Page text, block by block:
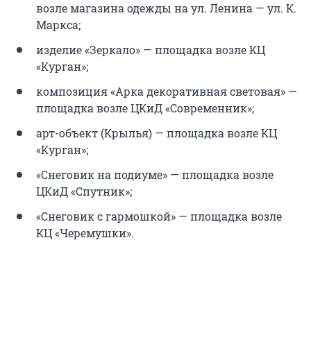
возле магазина одежды на ул. Ленина — ул. К.
Маркса;
изделие «Зеркало» — площадка возле КЦ
«Курган»;
композиция «Арка декоративная световая» —
площадка возле ЦКиД «Современник»;
арт-объект (Крылья) — площадка возле КЦ
«Курган»;
«Снеговик на подиуме» — площадка возле
ЦКиД «Спутник»;
«Снеговик с гармошкой» — площадка возле
КЦ «Черемушки».